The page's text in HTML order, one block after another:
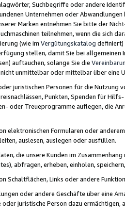
Suchbegriffe oder andere
Unternehmen oder
Marken entnehmen Sie bitte der
teilnehmen, wenn die sich
(wie im Vergütungskatalog definiert)
stellen, damit Sie bei
auftauchen, solange Sie die
unmittelbar oder mittelbar über eine
juristischen Personen für die Nutzung
Punkten, Spenden für
oder Treueprogramme auflegen, die
elektronischen Formularen oder
auslesen, auslegen oder ausfüllen.
die unsere Kunden im
abfragen, erheben, einholen,
Schaltflächen, Links oder andere
oder andere Geschäfte über eine
oder juristische Person dazu